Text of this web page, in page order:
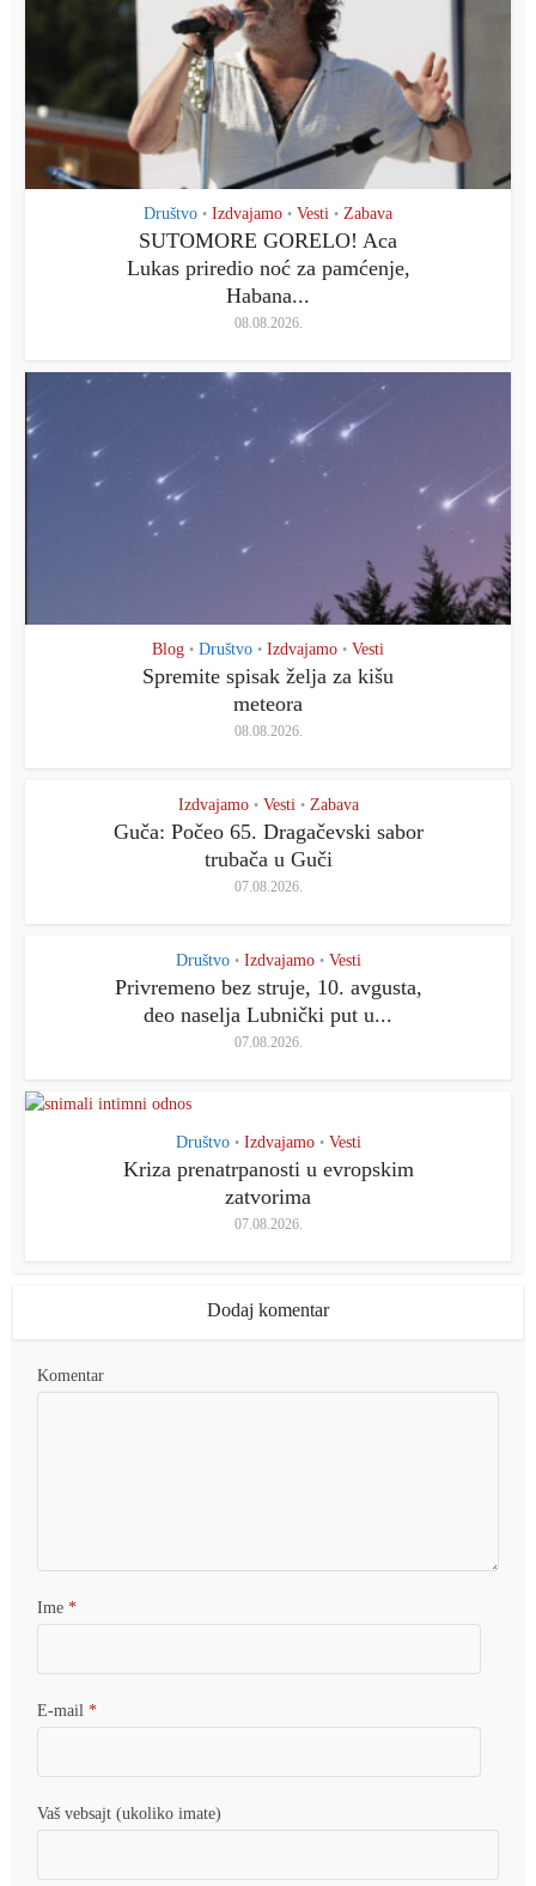
Društvo • Izdvajamo • Vesti • Zabava
SUTOMORE GORELO! Aca
Lukas priredio noć za pamćenje,
Habana...
08.08.2026.
Blog • Društvo • Izdvajamo • Vesti
Spremite spisak želja za kišu
meteora
08.08.2026.
Izdvajamo • Vesti • Zabava
Guča: Počeo 65. Dragačevski sabor
trubača u Guči
07.08.2026.
Društvo • Izdvajamo • Vesti
Privremeno bez struje, 10. avgusta,
deo naselja Lubnički put u...
07.08.2026.
Društvo • Izdvajamo • Vesti
Kriza prenatrpanosti u evropskim
zatvorima
07.08.2026.
Dodaj komentar
Komentar
Ime*
E-mail*
Vaš vebsajt (ukoliko imate)